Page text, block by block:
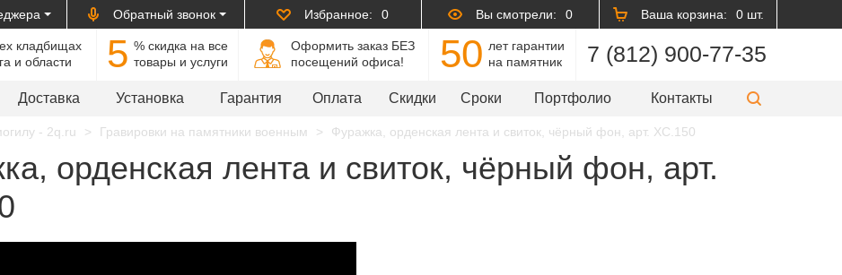
Обратный звонок Избранное: 0 Вы смотрели: 0 Ваша корзина: 0 шт.
кладбищах
и области
5 % cкидка на все
товары и услуги
Оформить заказ БЕЗ
посещений офиса!
50 лет гарантии
на памятник
7 (812) 900-77-35
Доставка Установка Гарантия Оплата Скидки Сроки Портфолио Контакты
- 2q.ru Гравировки на памятники военным Фуражка, орденская лента и свиток, чёрный фон, арт. XC.150
орденская лента и свиток, чёрный фон, арт.